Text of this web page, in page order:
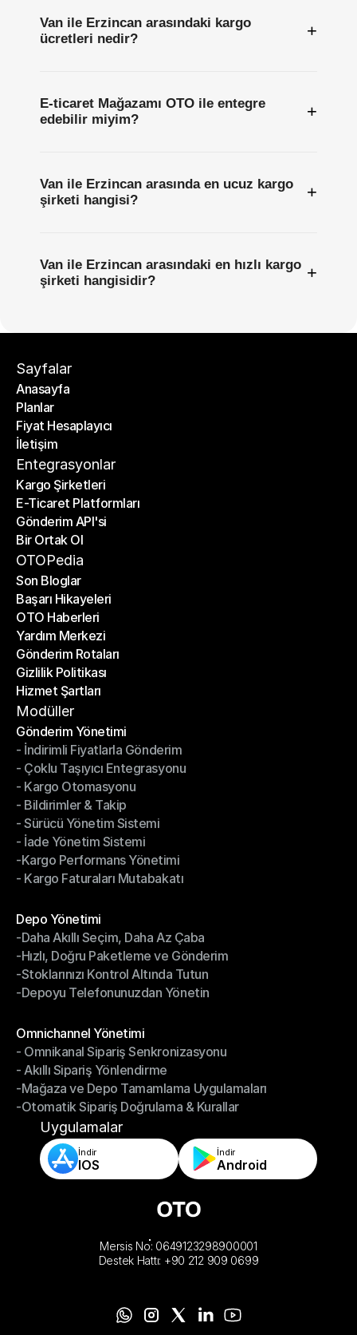
Van ile Erzincan arasındaki kargo
ücretleri nedir?
+
E-ticaret Mağazamı OTO ile entegre
edebilir miyim?
+
Van ile Erzincan arasında en ucuz kargo
şirketi hangisi?
+
Van ile Erzincan arasındaki en hızlı kargo
şirketi hangisidir?
+
Sayfalar
Anasayfa
Anasayfa
Planlar
Planlar
Fiyat Hesaplayıcı
Fiyat Hesaplayıcı
İletişim
İletişim
Entegrasyonlar
Kargo Şirketleri
Kargo Şirketleri
E-Ticaret Platformları
E-Ticaret Platformları
Gönderim API'si
Gönderim API'si
Bir Ortak Ol
Bir Ortak Ol
OTOPedia
Son Bloglar
Son Bloglar
Başarı Hikayeleri
Başarı Hikayeleri
OTO Haberleri
OTO Haberleri
Yardım Merkezi
Yardım Merkezi
Gönderim Rotaları
Gönderim Rotaları
Gizlilik Politikası
Gizlilik Politikası
Hizmet Şartları
Hizmet Şartları
Modüller
Gönderim Yönetimi
Gönderim Yönetimi
- İndirimli Fiyatlarla Gönderim
- İndirimli Fiyatlarla Gönderim
- Çoklu Taşıyıcı Entegrasyonu
- Çoklu Taşıyıcı Entegrasyonu
- Kargo Otomasyonu
- Kargo Otomasyonu
- Bildirimler & Takip
- Bildirimler & Takip
- Sürücü Yönetim Sistemi
- Sürücü Yönetim Sistemi
- İade Yönetim Sistemi
- İade Yönetim Sistemi
-Kargo Performans Yönetimi
-Kargo Performans Yönetimi
- Kargo Faturaları Mutabakatı
Depo Yönetimi
Depo Yönetimi
-Daha Akıllı Seçim, Daha Az Çaba
-Daha Akıllı Seçim, Daha Az Çaba
-Hızlı, Doğru Paketleme ve Gönderim
-Hızlı, Doğru Paketleme ve Gönderim
-Stoklarınızı Kontrol Altında Tutun
-Stoklarınızı Kontrol Altında Tutun
-Depoyu Telefonunuzdan Yönetin
Omnichannel Yönetimi
Omnichannel Yönetimi
- Omnikanal Sipariş Senkronizasyonu
- Omnikanal Sipariş Senkronizasyonu
- Akıllı Sipariş Yönlendirme
- Akıllı Sipariş Yönlendirme
-Mağaza ve Depo Tamamlama Uygulamaları
-Mağaza ve Depo Tamamlama Uygulamaları
-Otomatik Sipariş Doğrulama & Kurallar
-Otomatik Sipariş Doğrulama & Kurallar
Uygulamalar
İndir
IOS
İndir
Android
Mersis No: 0649123298900001
Destek Hattı: +90 212 909 0699